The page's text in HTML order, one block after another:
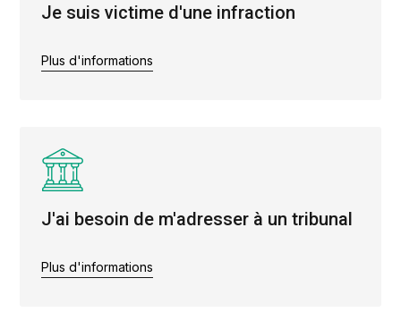
Je suis victime d'une infraction
Plus d'informations
J'ai besoin de m'adresser à un tribunal
Plus d'informations